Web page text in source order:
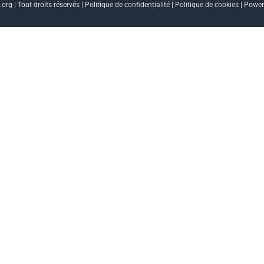
| Tout droits réservés | Politique de confidentialité| Politique de cookies|